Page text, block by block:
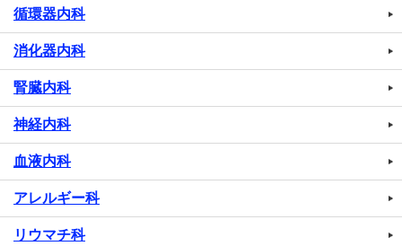
循環器内科
消化器内科
腎臓内科
神経内科
血液内科
アレルギー科
リウマチ科